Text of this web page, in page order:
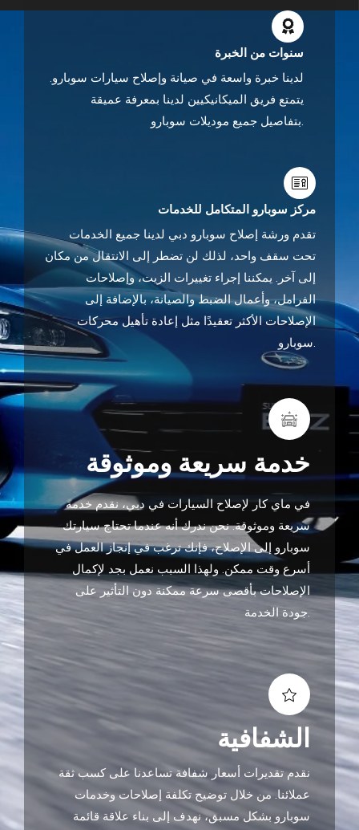
سنوات من الخبرة
لدينا خبرة واسعة في صيانة وإصلاح سيارات سوبارو.
يتمتع فريق الميكانيكيين لدينا بمعرفة عميقة
بتفاصيل جميع موديلات سوبارو.
مركز سوبارو المتكامل للخدمات
تقدم ورشة إصلاح سوبارو دبي لدينا جميع الخدمات
تحت سقف واحد، لذلك لن تضطر إلى الانتقال من مكان
إلى آخر. يمكننا إجراء تغييرات الزيت، وإصلاحات
الفرامل، وأعمال الضبط والصيانة، بالإضافة إلى
الإصلاحات الأكثر تعقيدًا مثل إعادة تأهيل محركات
سوبارو.
خدمة سريعة وموثوقة
في ماي كار لإصلاح السيارات في دبي، نقدم خدمة
سريعة وموثوقة. نحن ندرك أنه عندما تحتاج سيارتك
سوبارو إلى الإصلاح، فإنك ترغب في إنجاز العمل في
أسرع وقت ممكن. ولهذا السبب نعمل بجد لإكمال
الإصلاحات بأقصى سرعة ممكنة دون التأثير على
جودة الخدمة.
الشفافية
نقدم تقديرات أسعار شفافة تساعدنا على كسب ثقة
عملائنا. من خلال توضيح تكلفة إصلاحات وخدمات
سوبارو بشكل مسبق، نهدف إلى بناء علاقة قائمة